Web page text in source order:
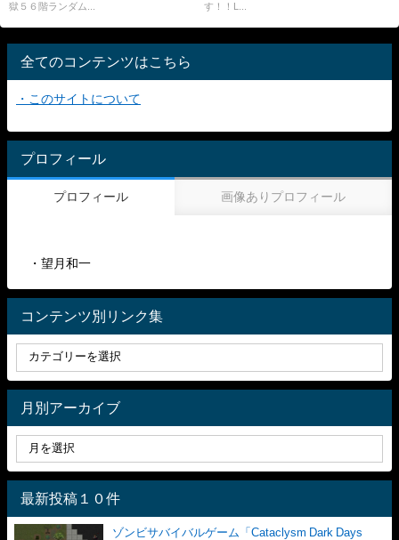
獄５６階ランダム...
す！！L...
全てのコンテンツはこちら
・このサイトについて
プロフィール
プロフィール 画像ありプロフィール
・望月和一
コンテンツ別リンク集
月別アーカイブ
最新投稿１０件
ゾンビサバイバルゲーム「Cataclysm Dark Days